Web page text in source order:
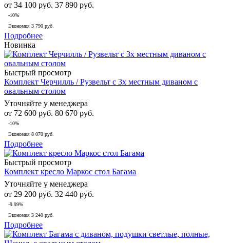
от 34 100 руб. 37 890 руб.
-10%
Экономия 3 790 руб.
Подробнее
Новинка
Быстрый просмотр
Комплект Черчилль / Рузвельт с 3х местным диваном с
овальным столом
Уточняйте у менеджера
от 72 600 руб. 80 670 руб.
-10%
Экономия 8 070 руб.
Подробнее
Быстрый просмотр
Комплект кресло Маркос стол Багама
Уточняйте у менеджера
от 29 200 руб. 32 440 руб.
-9.99%
Экономия 3 240 руб.
Подробнее